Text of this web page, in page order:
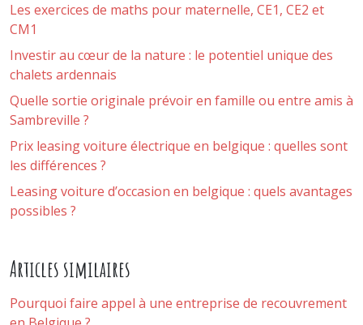
Les exercices de maths pour maternelle, CE1, CE2 et
CM1
Investir au cœur de la nature : le potentiel unique des
chalets ardennais
Quelle sortie originale prévoir en famille ou entre amis à
Sambreville ?
Prix leasing voiture électrique en belgique : quelles sont
les différences ?
Leasing voiture d’occasion en belgique : quels avantages
possibles ?
Articles similaires
Pourquoi faire appel à une entreprise de recouvrement